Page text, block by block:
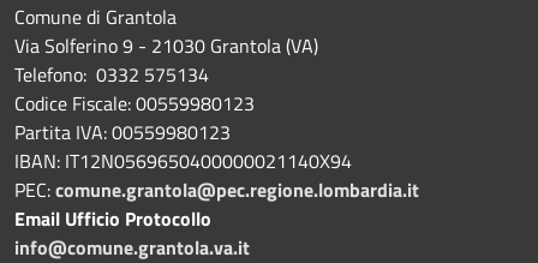
Comune di Grantola
Via Solferino 9 - 21030 Grantola (VA)
Telefono: 0332 575134
Codice Fiscale: 00559980123
Partita IVA: 00559980123
IBAN: IT12N0569650400000021140X94
PEC:comune.grantola@pec.regione.lombardia.it
Email Ufficio Protocollo
info@comune.grantola.va.it